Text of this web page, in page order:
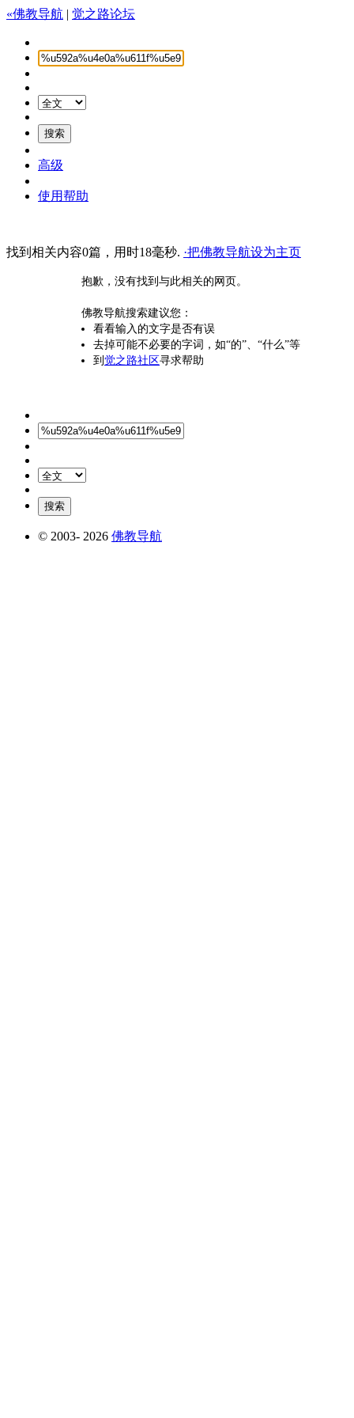
«佛教导航 | 觉之路论坛
高级
使用帮助
找到相关内容0篇，用时18毫秒. ·把佛教导航设为主页
抱歉，没有找到与此相关的网页。
佛教导航搜索建议您：
看看输入的文字是否有误
去掉可能不必要的字词，如“的”、“什么”等
到 觉之路社区寻求帮助
© 2003- 2026 佛教导航